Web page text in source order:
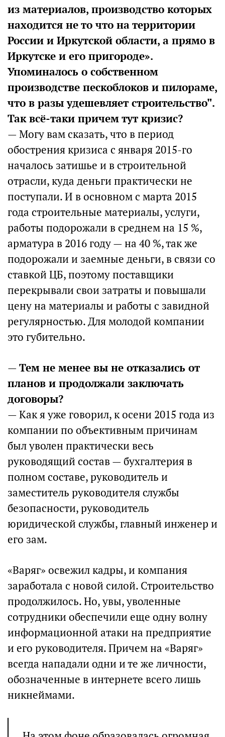
из материалов, производство которых
находится не то что на территории
России и Иркутской области, а прямо в
Иркутске и его пригороде».
Упоминалось о собственном
производстве пескоблоков и пилораме,
что в разы удешевляет строительство".
Так всё-таки причем тут кризис?
— Могу вам сказать, что в период
обострения кризиса с января 2015-го
началось затишье и в строительной
отрасли, куда деньги практически не
поступали. И в основном с марта 2015
года строительные материалы, услуги,
работы подорожали в среднем на 15 %,
арматура в 2016 году — на 40 %, так же
подорожали и заемные деньги, в связи со
ставкой ЦБ, поэтому поставщики
перекрывали свои затраты и повышали
цену на материалы и работы с завидной
регулярностью. Для молодой компании
это губительно.
—Тем не менее вы не отказались от
планов и продолжали заключать
договоры?
— Как я уже говорил, к осени 2015 года из
компании по объективным причинам
был уволен практически весь
руководящий состав — бухгалтерия в
полном составе, руководитель и
заместитель руководителя службы
безопасности, руководитель
юридической службы, главный инженер и
его зам.
«Варяг» освежил кадры, и компания
заработала с новой силой. Строительство
продолжилось. Но, увы, уволенные
сотрудники обеспечили еще одну волну
информационной атаки на предприятие
и его руководителя. Причем на «Варяг»
всегда нападали одни и те же личности,
обозначенные в интернете всего лишь
никнеймами.